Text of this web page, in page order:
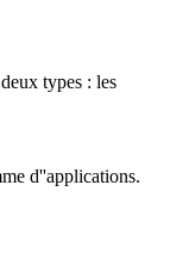
types : les
d''applications.